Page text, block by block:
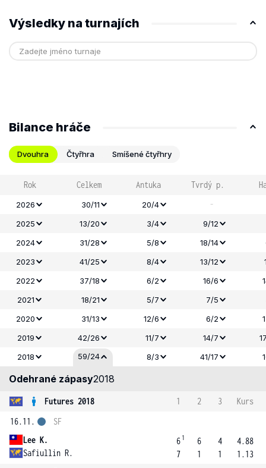
Výsledky na turnajích
Bilance hráče
Dvouhra Čtyřhra Smíšené čtyřhry
Rok Celkem Antuka Tvrdý p.
2026 30/11 20/4 -
2025 13/20 3/4
9/12
2024
31/28 5/8 18/14
2023
41/25 8/4 13/12
2022
37/18 6/2 16/6
2021
18/21 5/7 7/5
2020
31/13 12/6 6/2
2019
42/26 11/7 14/7
2018
59/24 8/3 41/17
Odehrané zápasy2018
Futures 2018 1 2 3
Kurs
16.11.
Lee K.
Safiullin R.
SF
6 1
7
6
1
4
1
4.88
1.13